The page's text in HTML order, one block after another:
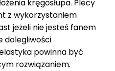
kręgosłupa. Plecy
z wykorzystaniem
jeżeli nie jesteś fanem
dolegliwości
powinna być
rozwiązaniem.